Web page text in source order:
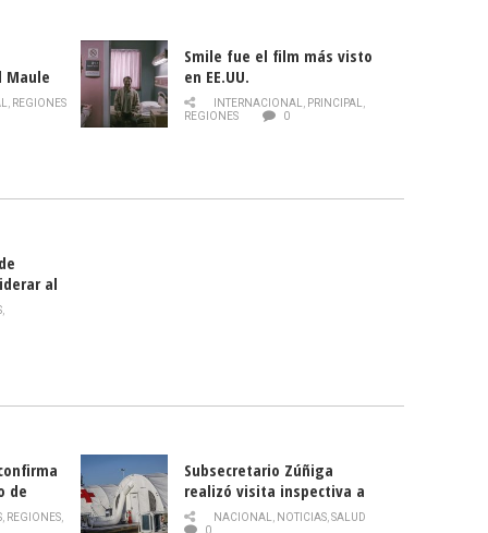
Maule
de la
, REGIONES
Smile fue el film más visto
en EE.UU.
INTERNACIONAL, PRINCIPAL,
REGIONES
0
al
,
de
, REGIONES,
Subsecretario Zúñiga
realizó visita inspectiva a
Hospital Modular Sótero del
NACIONAL, NOTICIAS,SALUD
0